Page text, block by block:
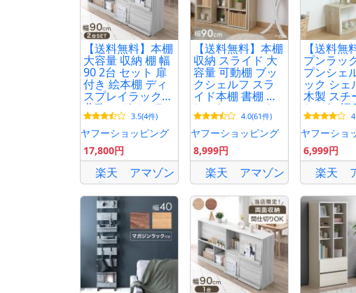
【送料無料】本棚
大容量 収納 棚 幅
90 2台 セット 扉
付き 絵本棚 ディ
スプレイラック
北欧 マガジンラ
ック 隠せる 間仕
切り キャビネッ
ト シェルフ
3.5(4件)
ヤフーショッピング
17,800円
楽天 アマゾン
【送料無料】本棚
収納 スライド 大
容量 可動棚 ブッ
クシェルフ スラ
イド本棚 書棚 お
しゃれ コミック
ラック 多目的ラ
ック 漫画 マンガ
4.0(61件)
ヤフーショッピング
8,999円
楽天 アマゾン
【送料無
プンラッ
プンシェ
ック シェ
木製 スチ
しゃれ 幅
スプレイ
本棚 収納
ラック
ヤフーショ
6,999円
楽天